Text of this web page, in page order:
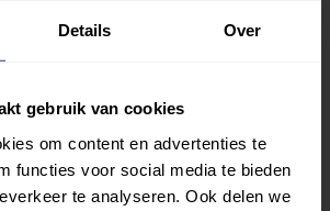
Details Over
gebruik van cookies
om content en advertenties te
functies voor social media te bieden
te analyseren. Ook delen we